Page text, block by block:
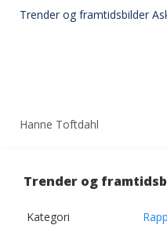
Trender og framtidsbilder
Hanne Toftdahl
Trender og
Kategori